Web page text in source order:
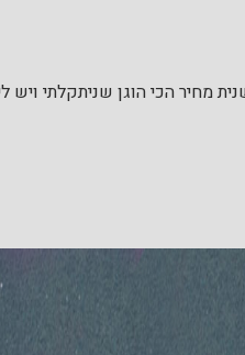
מחיר הכי הוגן שניתקלתי